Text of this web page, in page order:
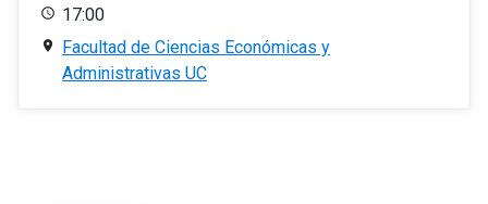
17:00
Facultad de Ciencias Económicas y
Administrativas UC